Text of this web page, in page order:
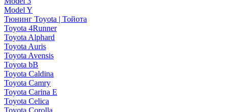
Model Y
Тюнинг Toyota | Тойота
Toyota 4Runner
Toyota Alphard
Toyota Auris
Toyota Avensis
Toyota bB
Toyota Caldina
Toyota Camry
Toyota Carina E
Toyota Celica
Toyota Corolla